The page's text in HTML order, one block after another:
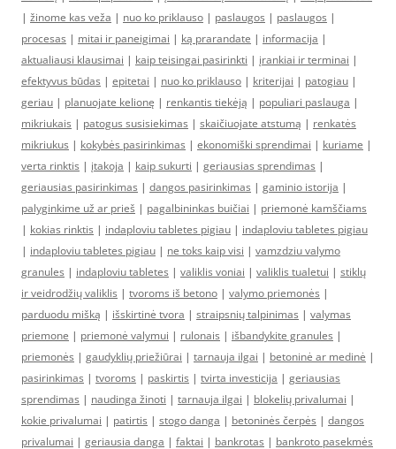
| žinome kas veža | nuo ko priklauso | paslaugos | paslaugos |
procesas | mitai ir paneigimai | ką prarandate | informacija |
aktualiausi klausimai | kaip teisingai pasirinkti | įrankiai ir terminai |
efektyvus būdas | epitetai | nuo ko priklauso | kriterijai | patogiau |
geriau | planuojate kelionę | renkantis tiekėją | populiari paslauga |
mikriukais | patogus susisiekimas | skaičiuojate atstumą | renkatės
mikriukus | kokybės pasirinkimas | ekonomiški sprendimai | kuriame |
verta rinktis | įtakoja | kaip sukurti | geriausias sprendimas |
geriausias pasirinkimas | dangos pasirinkimas | gaminio istorija |
palyginkime už ar prieš | pagalbininkas buičiai | priemonė kamščiams
| kokias rinktis | indaploviu tabletes pigiau | indaploviu tabletes pigiau
| indaploviu tabletes pigiau | ne toks kaip visi | vamzdziu valymo
granules | indaploviu tabletes | valiklis voniai | valiklis tualetui | stiklų
ir veidrodžių valiklis | tvoroms iš betono | valymo priemonės |
parduodu mišką | išskirtinė tvora | straipsnių talpinimas | valymas
priemone | priemonė valymui | rulonais | išbandykite granules |
priemonės | gaudyklių priežiūrai | tarnauja ilgai | betoninė ar medinė |
pasirinkimas | tvoroms | paskirtis | tvirta investicija | geriausias
sprendimas | naudinga žinoti | tarnauja ilgai | blokelių privalumai |
kokie privalumai | patirtis | stogo danga | betoninės čerpės | dangos
privalumai | geriausia danga | faktai | bankrotas | bankroto pasekmės